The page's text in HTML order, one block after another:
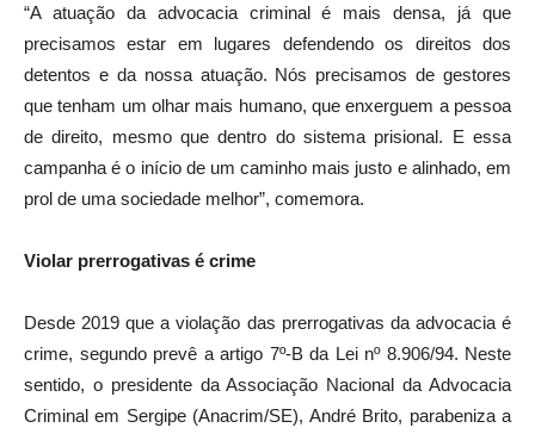
“A atuação da advocacia criminal é mais densa, já que
precisamos estar em lugares defendendo os direitos dos
detentos e da nossa atuação. Nós precisamos de gestores
que tenham um olhar mais humano, que enxerguem a pessoa
de direito, mesmo que dentro do sistema prisional. E essa
campanha é o início de um caminho mais justo e alinhado, em
prol de uma sociedade melhor”, comemora.
Violar prerrogativas é crime
Desde 2019 que a violação das prerrogativas da advocacia é
crime, segundo prevê a artigo 7º-B da Lei nº 8.906/94. Neste
sentido, o presidente da Associação Nacional da Advocacia
Criminal em Sergipe (Anacrim/SE), André Brito, parabeniza a